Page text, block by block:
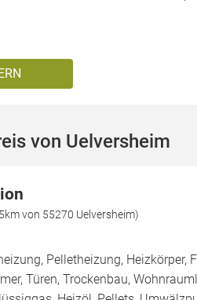
von Uelversheim
von 55270 Uelversheim)
Pelletheizung,
Türen, Trockenbau,